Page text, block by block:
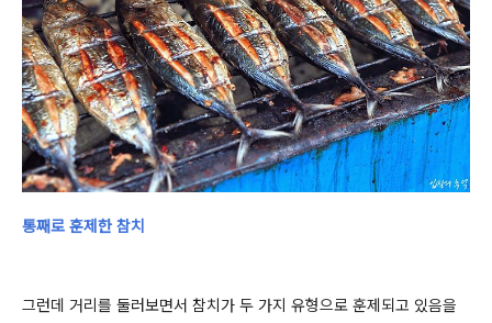
통째로 훈제한 참치
그런데 거리를 둘러보면서 참치가 두 가지 유형으로 훈제되고 있음을